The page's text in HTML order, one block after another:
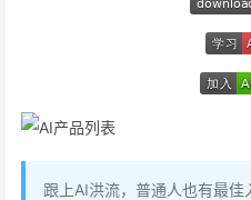
跟上AI洪流，普通人也有最佳